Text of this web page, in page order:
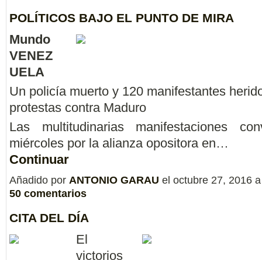
POLÍTICOS BAJO EL PUNTO DE MIRA
Mundo
VENEZ
UELA
Un policía muerto y 120 manifestantes
protestas contra Maduro
Las multitudinarias manifestaciones
miércoles por la alianza opositora en…
Continuar
Añadido por ANTONIO GARAU el octubre 27, 2016
50 comentarios
CITA DEL DÍA
El
victorios